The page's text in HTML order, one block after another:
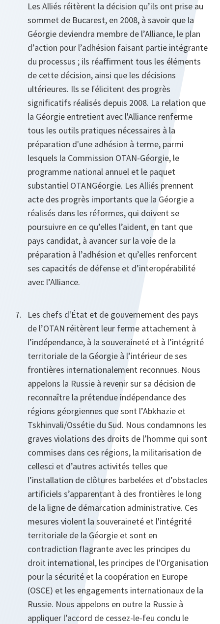
Les Alliés réitèrent la décision qu’ils ont prise au
sommet de Bucarest, en 2008, à savoir que la
Géorgie deviendra membre de l’Alliance, le plan
d’action pour l’adhésion faisant partie intégrante
du processus ; ils réaffirment tous les éléments
de cette décision, ainsi que les décisions
ultérieures. Ils se félicitent des progrès
significatifs réalisés depuis 2008. La relation que
la Géorgie entretient avec l'Alliance renferme
tous les outils pratiques nécessaires à la
préparation d'une adhésion à terme, parmi
lesquels la Commission OTAN-Géorgie, le
programme national annuel et le paquet
substantiel OTAN­Géorgie. Les Alliés prennent
acte des progrès importants que la Géorgie a
réalisés dans les réformes, qui doivent se
poursuivre en ce qu’elles l’aident, en tant que
pays candidat, à avancer sur la voie de la
préparation à l’adhésion et qu’elles renforcent
ses capacités de défense et d’interopérabilité
avec l’Alliance.
Les chefs d'État et de gouvernement des pays
de l’OTAN réitèrent leur ferme attachement à
l’indépendance, à la souveraineté et à l’intégrité
territoriale de la Géorgie à l’intérieur de ses
frontières internationalement reconnues. Nous
appelons la Russie à revenir sur sa décision de
reconnaître la prétendue indépendance des
régions géorgiennes que sont l’Abkhazie et
Tskhinvali/Ossétie du Sud. Nous condamnons les
graves violations des droits de l’homme qui sont
commises dans ces régions, la militarisation de
celles­ci et d’autres activités telles que
l’installation de clôtures barbelées et d’obstacles
artificiels s’apparentant à des frontières le long
de la ligne de démarcation administrative. Ces
mesures violent la souveraineté et l'intégrité
territoriale de la Géorgie et sont en
contradiction flagrante avec les principes du
droit international, les principes de l'Organisation
pour la sécurité et la coopération en Europe
(OSCE) et les engagements internationaux de la
Russie. Nous appelons en outre la Russie à
appliquer l’accord de cessez-le-feu conclu le